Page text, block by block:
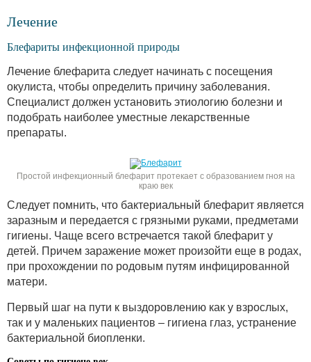
Лечение
Блефариты инфекционной природы
Лечение блефарита следует начинать с посещения
окулиста, чтобы определить причину заболевания.
Специалист должен установить этиологию болезни и
подобрать наиболее уместные лекарственные
препараты.
Простой инфекционный блефарит протекает с образованием гноя на
краю век
Следует помнить, что бактериальный блефарит является
заразным и передается с грязными руками, предметами
гигиены. Чаще всего встречается такой блефарит у
детей. Причем заражение может произойти еще в родах,
при прохождении по родовым путям инфицированной
матери.
Первый шаг на пути к выздоровлению как у взрослых,
так и у маленьких пациентов – гигиена глаз, устранение
бактериальной биопленки.